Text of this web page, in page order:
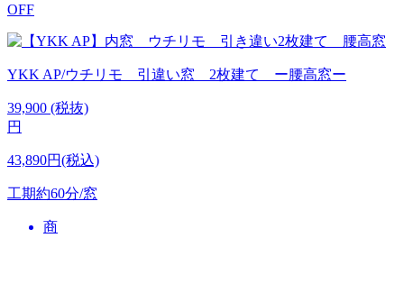
OFF
YKK AP/ウチリモ 引違い窓 2枚建て ー腰高窓ー
39,900 (税抜)
円
43,890円(税込)
工期約60分/窓
商